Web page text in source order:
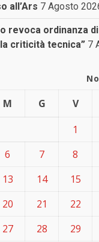
all’Ars 7 Agosto
revoca ordinanza
criticità tecnica” 7
M G V
1
6 7 8
13 14 15
20 21 22
27 28 29